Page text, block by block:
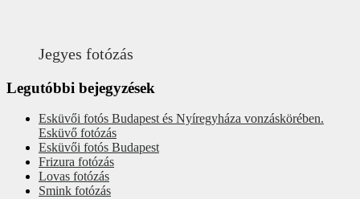
Jegyes fotózás
Legutóbbi bejegyzések
Esküvői fotós Budapest és Nyíregyháza vonzáskörében.
Esküvő fotózás
Esküvői fotós Budapest
Frizura fotózás
Lovas fotózás
Smink fotózás